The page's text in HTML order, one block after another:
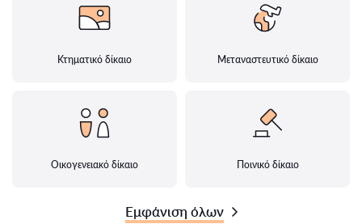
Κτηματικό δίκαιο Μεταναστευτικό δίκαιο
Οικογενειακό δίκαιο Ποινικό δίκαιο
Εμφάνιση όλων